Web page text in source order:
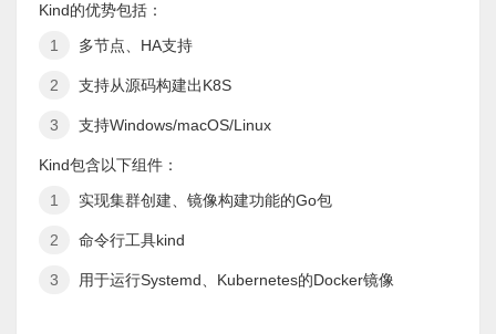
Kind的优势包括：
多节点、HA支持
支持从源码构建出K8S
支持Windows/macOS/Linux
Kind包含以下组件：
实现集群创建、镜像构建功能的Go包
命令行工具kind
用于运行Systemd、Kubernetes的Docker镜像